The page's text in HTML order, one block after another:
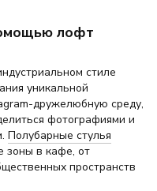
лофт
стиле
уникальной
дружелюбную среду,
фотографиями и
Полубарные стулья
зоны в кафе, от
пространств